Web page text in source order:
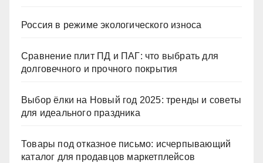
Россия в режиме экологического износа
Сравнение плит ПД и ПАГ: что выбрать для
долговечного и прочного покрытия
Выбор ёлки на Новый год 2025: тренды и советы
для идеального праздника
Товары под отказное письмо: исчерпывающий
каталог для продавцов маркетплейсов